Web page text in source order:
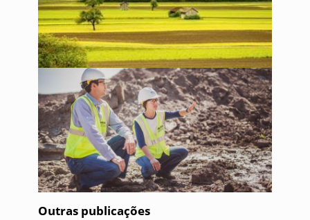
Outras publicações